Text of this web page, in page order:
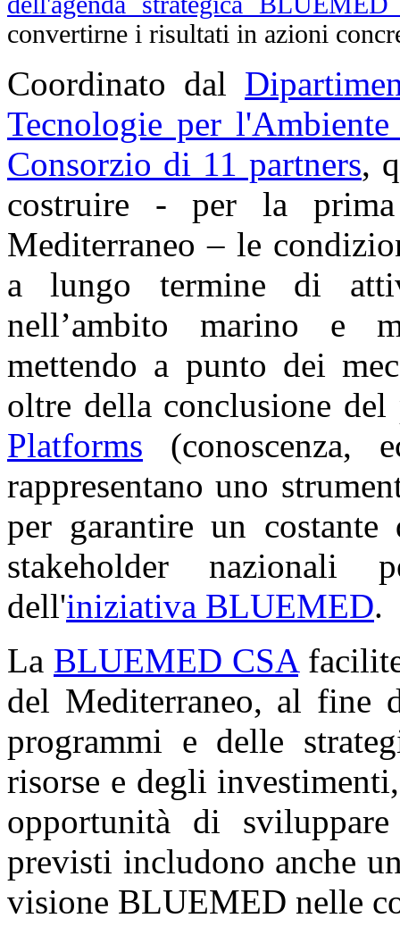
convertirne i risultati in azioni
Coordinato dal
Tecnologie per
Consorzio di 11 partners,
costruire - per la
Mediterraneo – le
a lungo termine di
nell’ambito marino e
mettendo a punto dei
oltre della conclusione
Platforms (conoscenza,
rappresentano uno
per garantire un
stakeholder nazionali
dell'iniziativa BLUEMED.
La BLUEMED CSA
del Mediterraneo, al fine
programmi e delle
risorse e degli
opportunità di
previsti includono anche
visione BLUEMED nelle